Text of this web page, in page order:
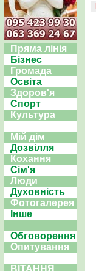
Пряма лінія
Бізнес
Громада
Освіта
Здоров'я
Спорт
Культура
Мій дім
Дозвілля
Кохання
Сім'я
Люди
Духовність
Фотогалерея
Інше
Обговорення
Опитування
ВІТАННЯ